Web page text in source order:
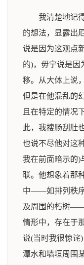
我清楚地记
的想法，显露出
说是因为这观点
的)，毋宁说是因
移。从大体上说
但是在他混乱的
且在特定的情况
此，我搜肠刮肚
也说不尽他对这
我在前面暗示的)
联。他想象着那
中——如排列秩序
及周围的朽树
情形中，存在于
说(当时我很惊诧
潭水和墙垣周围